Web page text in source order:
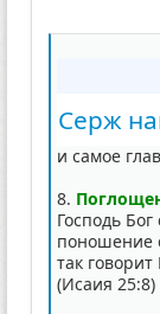
Серж
и самое
8.
Господь
поношение
так говорит
(Исаия 25:8)